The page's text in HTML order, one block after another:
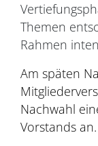
Themen
Rahmen
Am späten
Nachwahl
Vorstands an.